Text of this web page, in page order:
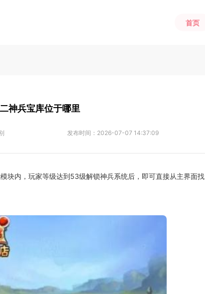
首页
神兵宝库位于哪里
发布时间： 2026-07-07 14:37:09
块内，玩家等级达到53级解锁神兵系统后，即可直接从主界面找